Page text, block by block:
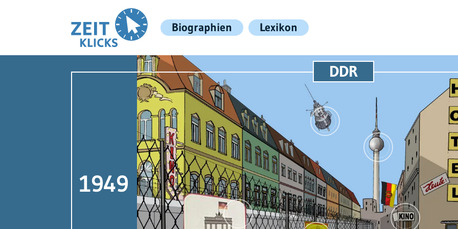
Biographien Lexikon
1949
DDR